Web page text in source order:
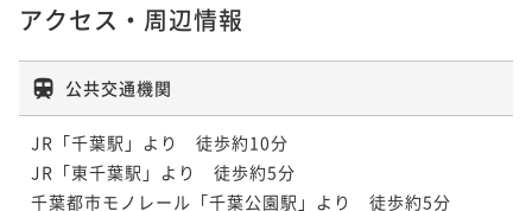
アクセス・周辺情報
公共交通機関
JR「千葉駅」より　徒歩約10分
JR「東千葉駅」より　徒歩約5分
千葉都市モノレール「千葉公園駅」より　徒歩約5分